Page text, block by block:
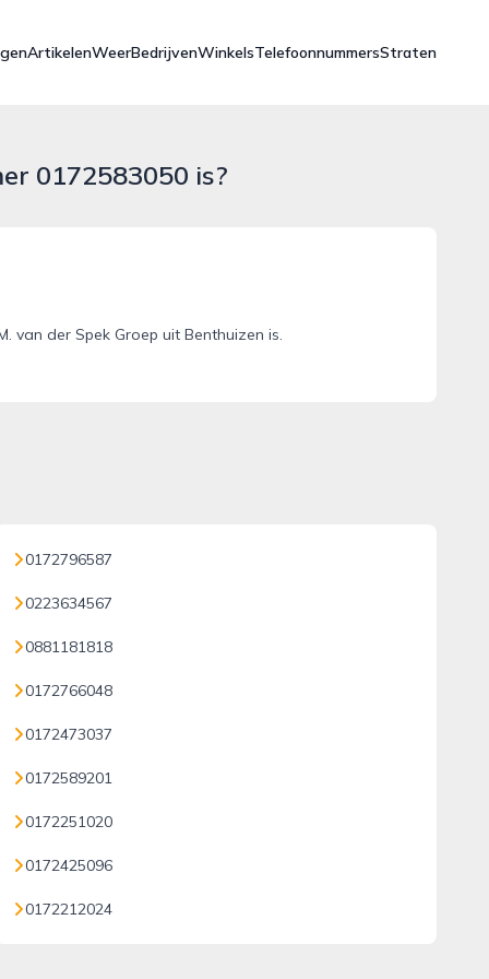
ArtikelenWeerBedrijvenWinkelsTelefoonnummersStraten
0172583050 is?
van der Spek Groep uit Benthuizen is.
0172796587
0223634567
0881181818
0172766048
0172473037
0172589201
0172251020
0172425096
0172212024